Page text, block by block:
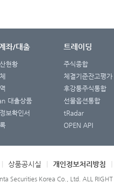
좌/대출
현황
대출상품
보확인서
트레이딩
주식종합
체결기준잔고평가
후강퉁주식통합
선물옵션통합
tRadar
OPEN API
상품공시실 개인정보처리방침
Securities Korea Co., Ltd. ALL RIGHT